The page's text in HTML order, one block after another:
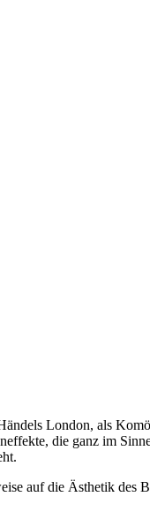
London, als
die ganz im
auf die Ästhetik des